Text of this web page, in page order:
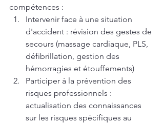
compétences :
Intervenir face à une situation
d'accident : révision des gestes de
secours (massage cardiaque, PLS,
défibrillation, gestion des
hémorragies et étouffements)
Participer à la prévention des
risques professionnels :
actualisation des connaissances
sur les risques spécifiques au